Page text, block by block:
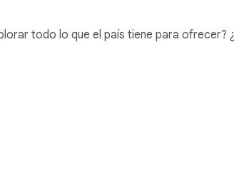
todo lo que el país tiene para ofrecer?